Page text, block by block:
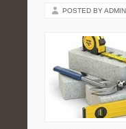
POSTED BY ADMIN